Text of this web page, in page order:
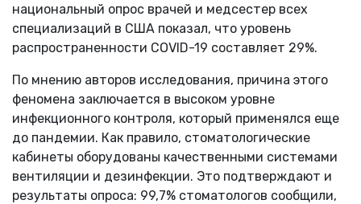
национальный опрос врачей и медсестер всех
специализаций в США показал, что уровень
распространенности COVID-19 составляет 29%.
По мнению авторов исследования, причина этого
феномена заключается в высоком уровне
инфекционного контроля, который применялся еще
до пандемии. Как правило, стоматологические
кабинеты оборудованы качественными системами
вентиляции и дезинфекции. Это подтверждают и
результаты опроса: 99,7% стоматологов сообщили,